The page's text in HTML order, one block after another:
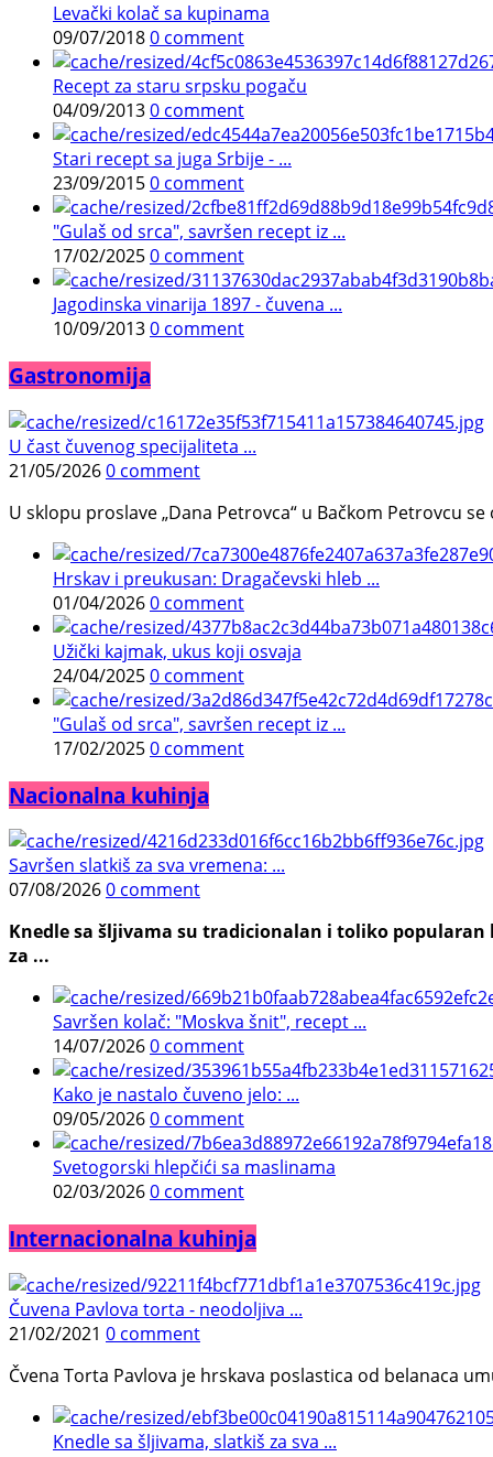
Levački kolač sa kupinama
09/07/20180 comment
Recept za staru srpsku pogaču
04/09/20130 comment
Stari recept sa juga Srbije - ...
23/09/20150 comment
"Gulaš od srca", savršen recept iz ...
17/02/20250 comment
Jagodinska vinarija 1897 - čuvena ...
10/09/20130 comment
Gastronomija
U čast čuvenog specijaliteta ...
21/05/20260 comment
U sklopu proslave „Dana Petrovca“ u Bačkom Petrovcu
Hrskav i preukusan: Dragačevski hleb ...
01/04/20260 comment
Užički kajmak, ukus koji osvaja
24/04/20250 comment
"Gulaš od srca", savršen recept iz ...
17/02/20250 comment
Nacionalna kuhinja
Savršen slatkiš za sva vremena: ...
07/08/20260 comment
Knedle sa šljivama su tradicionalan i toliko popularan
za ...
Savršen kolač: "Moskva šnit", recept ...
14/07/20260 comment
Kako je nastalo čuveno jelo: ...
09/05/20260 comment
Svetogorski hlepčići sa maslinama
02/03/20260 comment
Internacionalna kuhinja
Čuvena Pavlova torta - neodoljiva ...
21/02/2021 0 comment
Čvena Torta Pavlova je hrskava poslastica od belanaca
Knedle sa šljivama, slatkiš za sva ...